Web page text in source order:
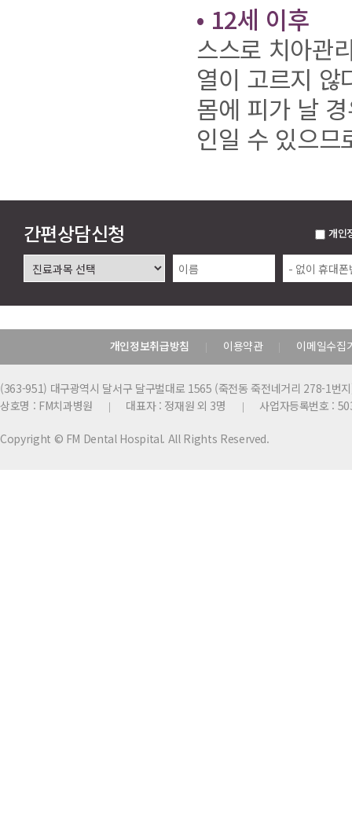
• 12세 이후
스스로 치아관
열이 고르지 않
몸에 피가 날
인일 수 있으므
간편상담신청 개인
개인정보취급방침 이용약관 이메일수집
(363-951) 대구광역시 달서구 달구벌대로 1565 (죽전동 죽전네거리 278-1번
상호명 : FM치과병원
대표자 : 정재원 외 3명 사업자등록번호 :
Copyright © FM Dental Hospital. All Rights Reserved.